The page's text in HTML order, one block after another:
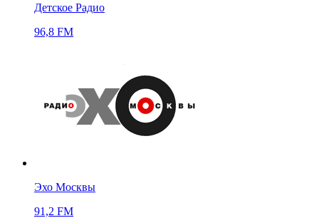
Детское Радио
96,8 FM
Эхо Москвы
91,2 FM